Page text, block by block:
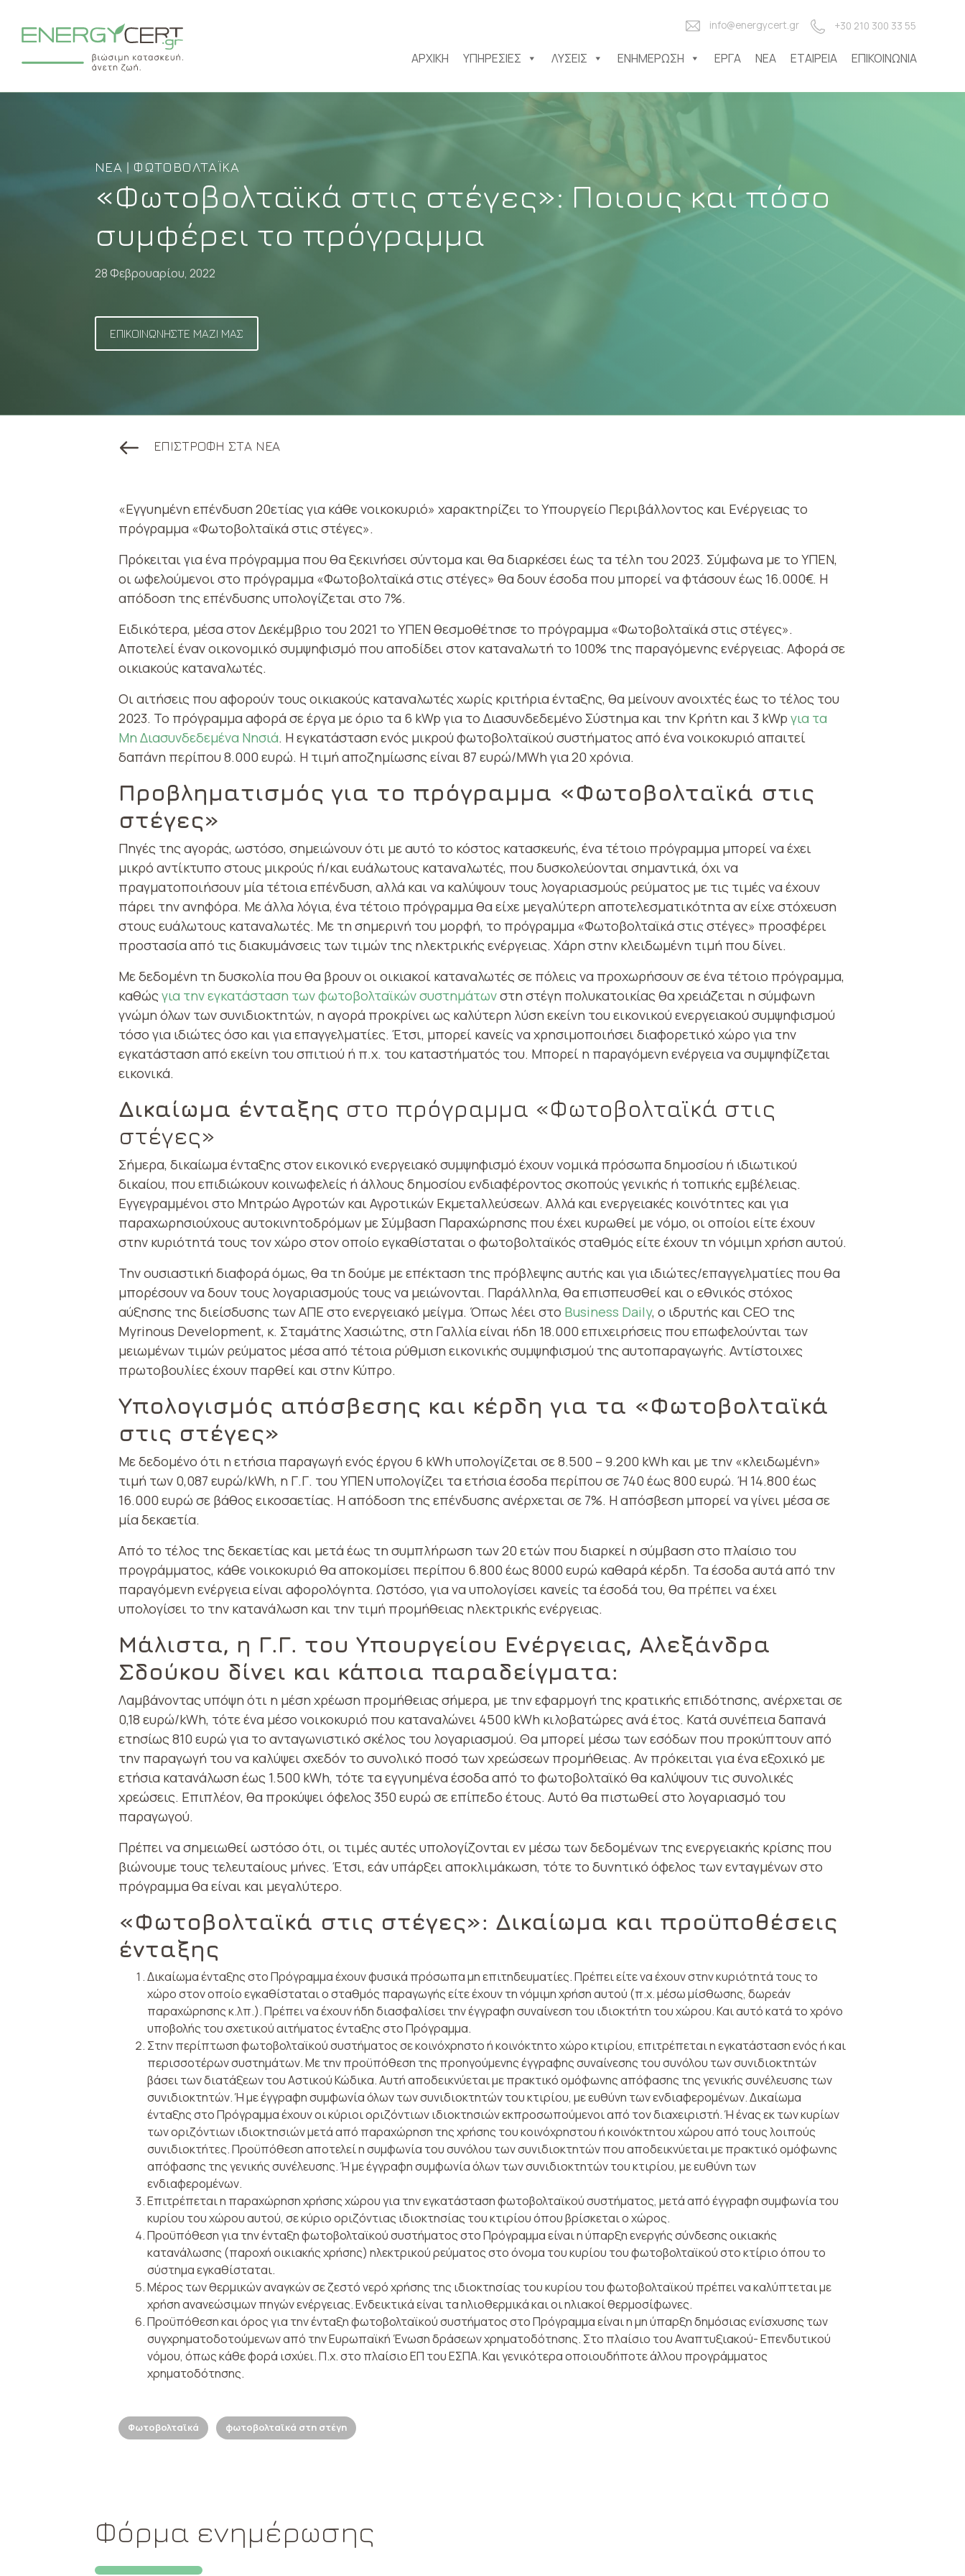
info@energycert.gr +30 210 300 33 55
ΑΡΧΙΚΉ ΥΠΗΡΕΣΊΕΣ ΛΎΣΕΙΣ ΕΝΗΜΈΡΩΣΗ ΈΡΓΑ ΝΈΑ ΕΤΑΙΡΕΊΑ ΕΠΙΚΟΙΝΩΝΊΑ
ΝΈΑ | ΦΩΤΟΒΟΛΤΑΪΚΆ
«Φωτοβολταϊκά στις στέγες»: Ποιους και πόσο
συμφέρει το πρόγραμμα
28 Φεβρουαρίου, 2022
ΕΠΙΚΟΙΝΩΝΗΣΤΕ ΜΑΖΙ ΜΑΣ
ΕΠΙΣΤΡΟΦΗ ΣΤΑ ΝΕΑ
«Εγγυημένη επένδυση 20ετίας για κάθε νοικοκυριό» χαρακτηρίζει το Υπουργείο Περιβάλλοντος και Ενέργειας το
πρόγραμμα «Φωτοβολταϊκά στις στέγες».
Πρόκειται για ένα πρόγραμμα που θα ξεκινήσει σύντομα και θα διαρκέσει έως τα τέλη του 2023. Σύμφωνα με το ΥΠΕΝ,
οι ωφελούμενοι στο πρόγραμμα «Φωτοβολταϊκά στις στέγες» θα δουν έσοδα που μπορεί να φτάσουν έως 16.000€. Η
απόδοση της επένδυσης υπολογίζεται στο 7%.
Ειδικότερα, μέσα στον Δεκέμβριο του 2021 το ΥΠΕΝ θεσμοθέτησε το πρόγραμμα «Φωτοβολταϊκά στις στέγες».
Αποτελεί έναν οικονομικό συμψηφισμό που αποδίδει στον καταναλωτή το 100% της παραγόμενης ενέργειας. Αφορά σε
οικιακούς καταναλωτές.
Οι αιτήσεις που αφορούν τους οικιακούς καταναλωτές χωρίς κριτήρια ένταξης, θα μείνουν ανοιχτές έως το τέλος του
2023. Το πρόγραμμα αφορά σε έργα με όριο τα 6 kWp για το Διασυνδεδεμένο Σύστημα και την Κρήτη και 3 kWp για τα
Μη Διασυνδεδεμένα Νησιά. Η εγκατάσταση ενός μικρού φωτοβολταϊκού συστήματος από ένα νοικοκυριό απαιτεί
δαπάνη περίπου 8.000 ευρώ. Η τιμή αποζημίωσης είναι 87 ευρώ/MWh για 20 χρόνια.
Προβληματισμός για το πρόγραμμα «Φωτοβολταϊκά στις
στέγες»
Πηγές της αγοράς, ωστόσο, σημειώνουν ότι με αυτό το κόστος κατασκευής, ένα τέτοιο πρόγραμμα μπορεί να έχει
μικρό αντίκτυπο στους μικρούς ή/και ευάλωτους καταναλωτές, που δυσκολεύονται σημαντικά, όχι να
πραγματοποιήσουν μία τέτοια επένδυση, αλλά και να καλύψουν τους λογαριασμούς ρεύματος με τις τιμές να έχουν
πάρει την ανηφόρα. Με άλλα λόγια, ένα τέτοιο πρόγραμμα θα είχε μεγαλύτερη αποτελεσματικότητα αν είχε στόχευση
στους ευάλωτους καταναλωτές. Με τη σημερινή του μορφή, το πρόγραμμα «Φωτοβολταϊκά στις στέγες» προσφέρει
προστασία από τις διακυμάνσεις των τιμών της ηλεκτρικής ενέργειας. Χάρη στην κλειδωμένη τιμή που δίνει.
Με δεδομένη τη δυσκολία που θα βρουν οι οικιακοί καταναλωτές σε πόλεις να προχωρήσουν σε ένα τέτοιο πρόγραμμα,
καθώςγια την εγκατάσταση των φωτοβολταϊκών συστημάτωνστη στέγη πολυκατοικίας θα χρειάζεται η σύμφωνη
γνώμη όλων των συνιδιοκτητών, η αγορά προκρίνει ως καλύτερη λύση εκείνη του εικονικού ενεργειακού συμψηφισμού
τόσο για ιδιώτες όσο και για επαγγελματίες. Έτσι, μπορεί κανείς να χρησιμοποιήσει διαφορετικό χώρο για την
εγκατάσταση από εκείνη του σπιτιού ή π.χ. του καταστήματός του. Μπορεί η παραγόμενη ενέργεια να συμψηφίζεται
εικονικά.
Δικαίωμα ένταξης στο πρόγραμμα «Φωτοβολταϊκά στις
στέγες»
Σήμερα, δικαίωμα ένταξης στον εικονικό ενεργειακό συμψηφισμό έχουν νομικά πρόσωπα δημοσίου ή ιδιωτικού
δικαίου, που επιδιώκουν κοινωφελείς ή άλλους δημοσίου ενδιαφέροντος σκοπούς γενικής ή τοπικής εμβέλειας.
Εγγεγραμμένοι στο Μητρώο Αγροτών και Αγροτικών Εκμεταλλεύσεων. Αλλά και ενεργειακές κοινότητες και για
παραχωρησιούχους αυτοκινητοδρόμων με Σύμβαση Παραχώρησης που έχει κυρωθεί με νόμο, οι οποίοι είτε έχουν
στην κυριότητά τους τον χώρο στον οποίο εγκαθίσταται ο φωτοβολταϊκός σταθμός είτε έχουν τη νόμιμη χρήση αυτού.
Την ουσιαστική διαφορά όμως, θα τη δούμε με επέκταση της πρόβλεψης αυτής και για ιδιώτες/επαγγελματίες που θα
μπορέσουν να δουν τους λογαριασμούς τους να μειώνονται. Παράλληλα, θα επισπευσθεί και ο εθνικός στόχος
αύξησης της διείσδυσης των ΑΠΕ στο ενεργειακό μείγμα. Όπως λέει στο Βusiness Daily, o ιδρυτής και CEO της
Myrinous Development, κ. Σταμάτης Χασιώτης, στη Γαλλία είναι ήδη 18.000 επιχειρήσεις που επωφελούνται των
μειωμένων τιμών ρεύματος μέσα από τέτοια ρύθμιση εικονικής συμψηφισμού της αυτοπαραγωγής. Αντίστοιχες
πρωτοβουλίες έχουν παρθεί και στην Κύπρο.
Υπολογισμός απόσβεσης και κέρδη για τα «Φωτοβολταϊκά
στις στέγες»
Με δεδομένο ότι η ετήσια παραγωγή ενός έργου 6 kWh υπολογίζεται σε 8.500 – 9.200 kWh και με την «κλειδωμένη»
τιμή των 0,087 ευρώ/kWh, η Γ.Γ. του ΥΠΕΝ υπολογίζει τα ετήσια έσοδα περίπου σε 740 έως 800 ευρώ. Ή 14.800 έως
16.000 ευρώ σε βάθος εικοσαετίας. Η απόδοση της επένδυσης ανέρχεται σε 7%. Η απόσβεση μπορεί να γίνει μέσα σε
μία δεκαετία.
Από το τέλος της δεκαετίας και μετά έως τη συμπλήρωση των 20 ετών που διαρκεί η σύμβαση στο πλαίσιο του
προγράμματος, κάθε νοικοκυριό θα αποκομίσει περίπου 6.800 έως 8000 ευρώ καθαρά κέρδη. Τα έσοδα αυτά από την
παραγόμενη ενέργεια είναι αφορολόγητα. Ωστόσο, για να υπολογίσει κανείς τα έσοδά του, θα πρέπει να έχει
υπολογίσει το την κατανάλωση και την τιμή προμήθειας ηλεκτρικής ενέργειας.
Μάλιστα, η Γ.Γ. του Υπουργείου Ενέργειας, Αλεξάνδρα
Σδούκου δίνει και κάποια παραδείγματα:
Λαμβάνοντας υπόψη ότι η μέση χρέωση προμήθειας σήμερα, με την εφαρμογή της κρατικής επιδότησης, ανέρχεται σε
0,18 ευρώ/kWh, τότε ένα μέσο νοικοκυριό που καταναλώνει 4500 kWh κιλοβατώρες ανά έτος. Κατά συνέπεια δαπανά
ετησίως 810 ευρώ για το ανταγωνιστικό σκέλος του λογαριασμού. Θα μπορεί μέσω των εσόδων που προκύπτουν από
την παραγωγή του να καλύψει σχεδόν το συνολικό ποσό των χρεώσεων προμήθειας. Αν πρόκειται για ένα εξοχικό με
ετήσια κατανάλωση έως 1.500 kWh, τότε τα εγγυημένα έσοδα από το φωτοβολταϊκό θα καλύψουν τις συνολικές
χρεώσεις. Επιπλέον, θα προκύψει όφελος 350 ευρώ σε επίπεδο έτους. Αυτό θα πιστωθεί στο λογαριασμό του
παραγωγού.
Πρέπει να σημειωθεί ωστόσο ότι, οι τιμές αυτές υπολογίζονται εν μέσω των δεδομένων της ενεργειακής κρίσης που
βιώνουμε τους τελευταίους μήνες. Έτσι, εάν υπάρξει αποκλιμάκωση, τότε το δυνητικό όφελος των ενταγμένων στο
πρόγραμμα θα είναι και μεγαλύτερο.
«Φωτοβολταϊκά στις στέγες»: Δικαίωμα και προϋποθέσεις
ένταξης
Δικαίωμα ένταξης στο Πρόγραμμα έχουν φυσικά πρόσωπα μη επιτηδευματίες. Πρέπει είτε να έχουν στην κυριότητά τους το
χώρο στον οποίο εγκαθίσταται ο σταθμός παραγωγής είτε έχουν τη νόμιμη χρήση αυτού (π.χ. μέσω μίσθωσης, δωρεάν
παραχώρησης κ.λπ.). Πρέπει να έχουν ήδη διασφαλίσει την έγγραφη συναίνεση του ιδιοκτήτη του χώρου. Και αυτό κατά το χρόνο
υποβολής του σχετικού αιτή­ματος ένταξης στο Πρόγραμμα.
Στην περίπτωση φωτοβολταϊκού συστήματος σε κοινόχρηστο ή κοινόκτητο χώρο κτιρίου, επιτρέπεται η εγκατάσταση ενός ή και
περισσοτέρων συστημάτων. Με την προϋπόθεση της προηγούμενης έγγραφης συναίνεσης του συνόλου των συνιδιοκτητών
βάσει των διατάξεων του Αστικού Κώδικα. Αυτή αποδεικνύεται με πρακτικό ομόφωνης απόφασης της γενικής συνέλευ­σης των
συνιδιοκτητών. Ή με έγγραφη συμφωνία όλων των συνιδιοκτητών του κτιρίου, με ευθύνη των ενδια­φερομένων. Δικαίωμα
ένταξης στο Πρόγραμμα έχουν οι κύριοι οριζόντιων ιδιοκτησιών εκπροσωπούμενοι από τον διαχειριστή. Ή ένας εκ των κυρίων
των οριζό­ντιων ιδιοκτησιών μετά από παραχώρηση της χρήσης του κοινόχρηστου ή κοινόκτητου χώρου από τους λοι­πούς
συνιδιοκτήτες. Προϋπόθεση αποτελεί η συμφωνία του συνόλου των συνιδιοκτητών που αποδεικνύεται με πρακτικό ομόφωνης
απόφασης της γενικής συνέλευσης. Ή με έγγραφη συμφωνία όλων των συνιδιοκτητών του κτιρίου, με ευθύνη των
ενδιαφερομένων.
Επιτρέπεται η παραχώρηση χρήσης χώρου για την εγκατάσταση φωτοβολταϊκού συστήματος, μετά από έγγραφη συμφωνία του
κυρίου του χώρου αυτού, σε κύριο οριζόντιας ιδιοκτησίας του κτιρίου όπου βρίσκεται ο χώρος.
Προϋπόθεση για την ένταξη φωτοβολταϊκού συστή­ματος στο Πρόγραμμα είναι η ύπαρξη ενεργής σύνδεσης οικιακής
κατανάλωσης (παροχή οικιακής χρήσης) ηλε­κτρικού ρεύματος στο όνομα του κυρίου του φωτοβολταϊκού στο κτίριο όπου το
σύστημα εγκαθίσταται.
Μέρος των θερμικών αναγκών σε ζεστό νερό χρήσης της ιδιοκτησίας του κυρίου του φωτοβολταϊκού πρέπει να καλύπτεται με
χρήση ανανεώσιμων πηγών ενέργειας. Ενδεικτικά είναι τα ηλιοθερμικά και οι ηλιακοί θερμοσίφωνες.
Προϋπόθεση και όρος για την ένταξη φωτοβολταϊκού συστήματος στο Πρόγραμμα είναι η μη ύπαρξη δημόσιας ενίσχυσης των
συγχρηματοδοτούμενων από την Ευρωπαϊκή Ένωση δρά­σεων χρηματοδότησης. Στο πλαίσιο του Αναπτυξιακού- Επενδυτικού
νόμου, όπως κάθε φορά ισχύει. Π.χ. στο πλαίσιο ΕΠ του ΕΣΠΑ. Και γενικότερα οποιουδήποτε άλλου προγράμματος
χρηματοδότησης.
Φωτοβολταϊκά φωτοβολταϊκά στη στέγη
Φόρμα ενημέρωσης